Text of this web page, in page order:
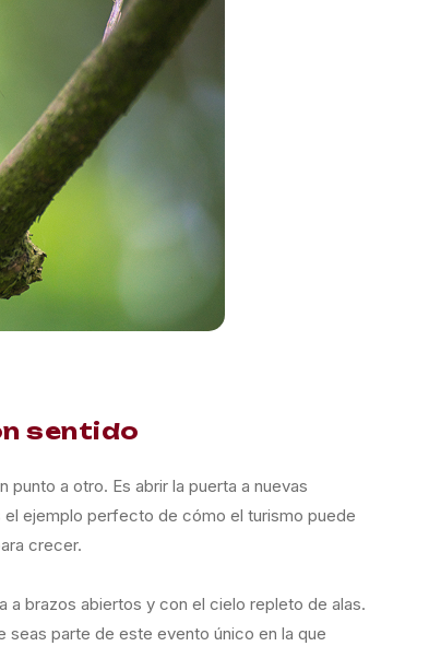
sentido
a otro. Es abrir la puerta a nuevas
ejemplo perfecto de cómo el turismo puede
crecer.
a brazos abiertos y con el cielo repleto de alas.
seas parte de este evento único en la que